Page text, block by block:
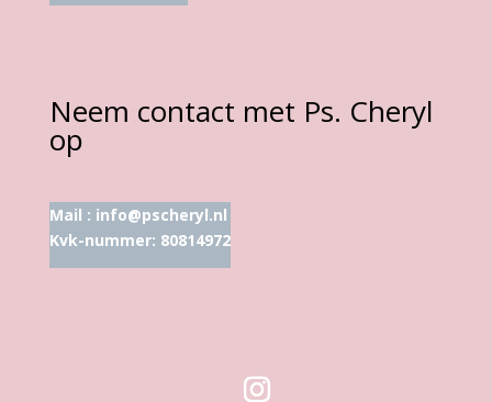
Neem contact met Ps. Cheryl
op
Mail : info@pscheryl.nl
Kvk-nummer: 80814972